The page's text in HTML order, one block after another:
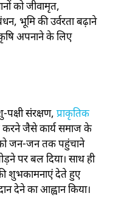
को जीवामृत,
भूमि की उर्वरता बढ़ाने
अपनाने के लिए
पक्षी संरक्षण, प्राकृतिक
करने जैसे कार्य समाज के
को जन-जन तक पहुंचाने
पर बल दिया। साथ ही
शुभकामनाएं देते हुए
देने का आह्वान किया।